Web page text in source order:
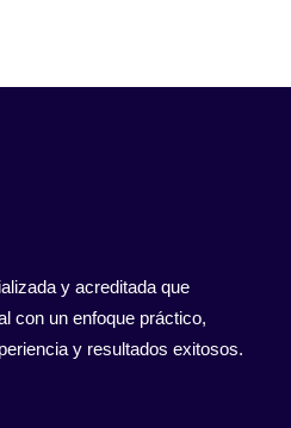
y acreditada que
con un enfoque práctico,
y resultados exitosos.